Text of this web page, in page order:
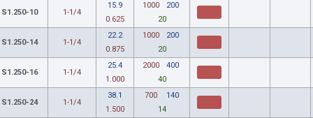
S1.250-10 1-1/4
15.9
0.625
1000
200
20
S1.250-14 1-1/4
22.2
0.875
1000
200
20
S1.250-16 1-1/4
25.4
1.000
2000
400
40
S1.250-24 1-1/4
38.1
1.500
700
140
14